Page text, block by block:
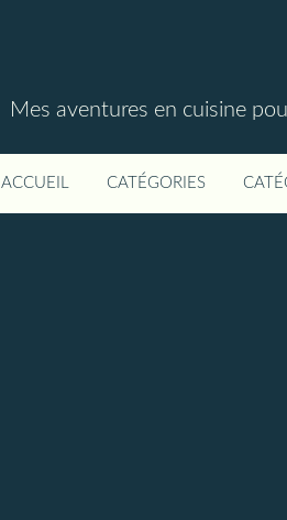
Mes aventures en cuisine
ACCUEIL CATÉGORIES